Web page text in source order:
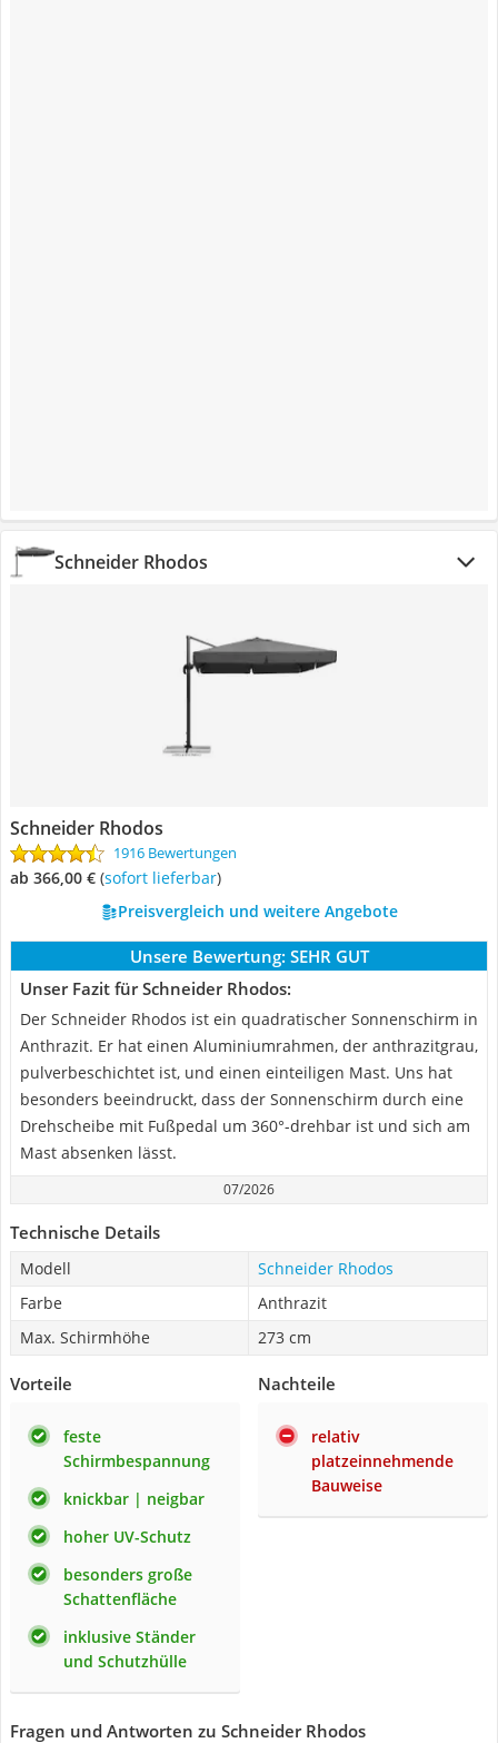
Schneider Rhodos
Schneider Rhodos
1916 Bewertungen
ab 366,00 € ( Sofort lieferbar)
Preisvergleich und weitere Angebote
Unsere Bewertung: SEHR GUT
Unser Fazit für Schneider Rhodos:
Der Schneider Rhodos ist ein quadratischer Sonnenschirm in
Anthrazit. Er hat einen Aluminiumrahmen, der anthrazitgrau,
pulverbeschichtet ist, und einen einteiligen Mast. Uns hat
besonders beeindruckt, dass der Sonnenschirm durch eine
Drehscheibe mit Fußpedal um 360°-drehbar ist und sich am
Mast absenken lässt.
07/2026
Technische Details
Modell
Schneider Rhodos
Farbe
Anthrazit
Max. Schirmhöhe
273 cm
Vorteile
feste
Schirmbespannung
knickbar | neigbar
hoher UV-Schutz
besonders große
Schattenfläche
inklusive Ständer
und Schutzhülle
Nachteile
relativ
platzeinnehmende
Bauweise
Fragen und Antworten zu Schneider Rhodos